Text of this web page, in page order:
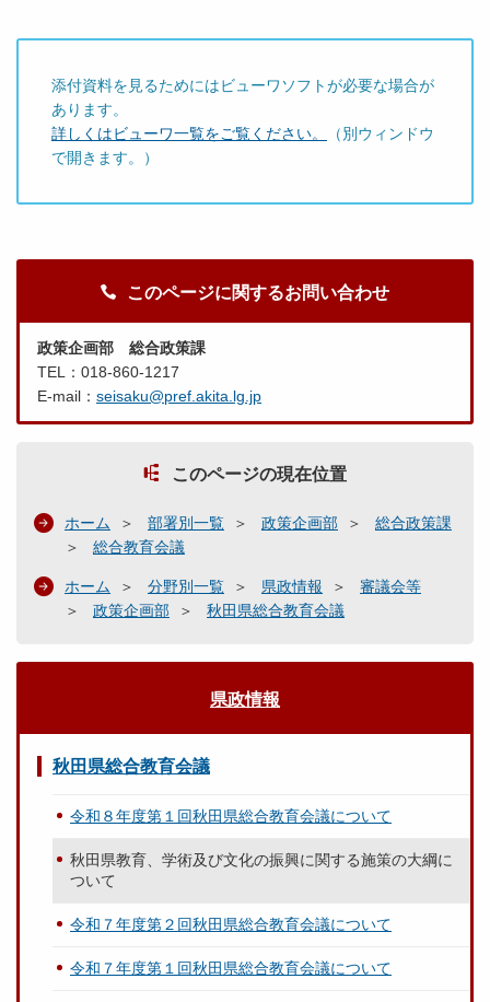
添付資料を見るためにはビューワソフトが必要な場合が
あります。
詳しくはビューワ一覧をご覧ください。
（別ウィンドウ
で開きます。）
このページに関するお問い合わせ
政策企画部 総合政策課
TEL：018-860-1217
E-mail： seisaku@pref.akita.lg.jp
このページの現在位置
ホーム 部署別一覧 政策企画部
総合政策課
総合教育会議
ホーム 分野別一覧 県政情報
審議会等
政策企画部
秋田県総合教育会議
県政情報
秋田県総合教育会議
令和８年度第１回秋田県総合教育会議について
秋田県教育、学術及び文化の振興に関する施策の大綱に
ついて
令和７年度第２回秋田県総合教育会議について
令和７年度第１回秋田県総合教育会議について